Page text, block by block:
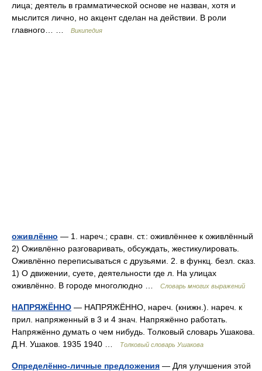
лица; деятель в грамматической основе не назван, хотя и
мыслится лично, но акцент сделан на действии. В роли
главного… …
Википедия
оживлённо — 1. нареч.; сравн. ст.: оживлённее к оживлённый
2) Оживлённо разговаривать, обсуждать, жестикулировать.
Оживлённо переписываться с друзьями. 2. в функц. безл. сказ.
1) О движении, суете, деятельности где л. На улицах
оживлённо. В городе многолюдно …
Словарь многих выражений
НАПРЯЖЁННО — НАПРЯЖЁННО, нареч. (книжн.). нареч. к
прил. напряженный в 3 и 4 знач. Напряжённо работать.
Напряжённо думать о чем нибудь. Толковый словарь Ушакова.
Д.Н. Ушаков. 1935 1940 …
Толковый словарь Ушакова
Определённо-личные предложения — Для улучшения этой